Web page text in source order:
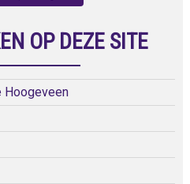
OP DEZE SITE
Hoogeveen